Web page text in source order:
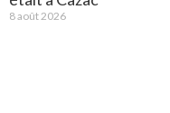
8 août 2026